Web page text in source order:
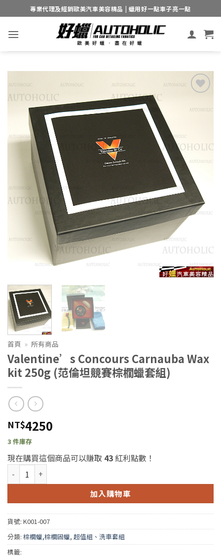
to
content
專業代理及經銷歐美汽車美容精品 | 蠟用好一點車子亮一點
wishlist
首頁 » 所有商品
Valentine’s Concours Carnauba Wax
kit 250g (范倫坦競賽棕櫚蠟套組)
NT$4250
3 件庫存
現在購買這個商品可以賺取 43紅利點數！
Valentine's Concours Carnauba Wax kit 250g (范倫坦競賽棕櫚
加入購物車
貨號: K001-007
分類: 棕櫚蠟,棕櫚固蠟, 超值組、洗車套組
標籤: